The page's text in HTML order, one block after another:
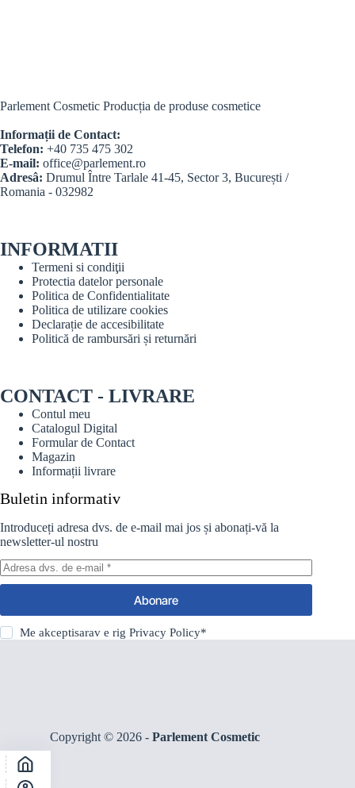
Parlement Cosmetic Producția de produse cosmetice
Informații de Contact:
Telefon: +40 735 475 302
E-mail: office@parlement.ro
Adresâ: Drumul Între Tarlale 41-45, Sector 3, București /
Romania - 032982
INFORMATII
Termeni si condiţii
Protectia datelor personale
Politica de Confidentialitate
Politica de utilizare cookies
Declarație de accesibilitate
Politică de rambursări și returnări
CONTACT - LIVRARE
Contul meu
Catalogul Digital
Formular de Contact
Magazin
Informații livrare
Buletin informativ
Introduceți adresa dvs. de e-mail mai jos și abonați-vă la
newsletter-ul nostru
Abonare
Me akceptisarav e rigPrivacy Policy*
Copyright © 2026 - Parlement Cosmetic